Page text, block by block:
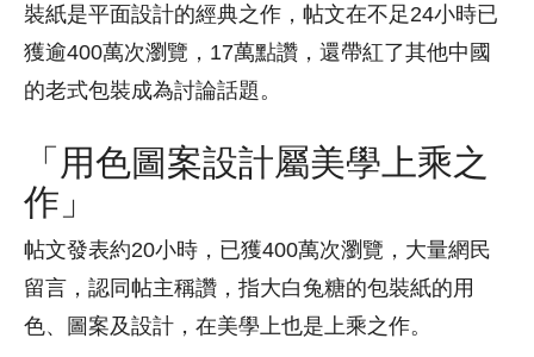
裝紙是平面設計的經典之作，帖文在不足24小時已
獲逾400萬次瀏覽，17萬點讚，還帶紅了其他中國
的老式包裝成為討論話題。
「用色圖案設計屬美學上乘之
作」
帖文發表約20小時，已獲400萬次瀏覽，大量網民
留言，認同帖主稱讚，指大白兔糖的包裝紙的用
色、圖案及設計，在美學上也是上乘之作。